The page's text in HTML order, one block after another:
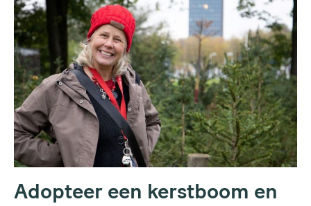
Adopteer een kerstboom en